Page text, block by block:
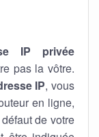
IP privée
pas la vôtre.
IP, vous
en ligne,
de votre